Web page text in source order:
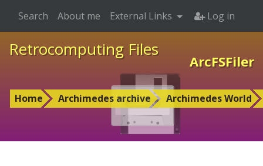
Retrocomputing Files
ArcFSFiler
Home Archimedes archive Archimedes World
Search About me External Links Log in